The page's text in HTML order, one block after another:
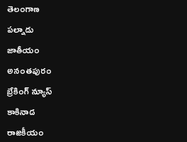
తెలంగాణ
పల్నాడు
జాతీయం
అనంతపురం
బ్రేకింగ్ న్యూస్
కాకినాడ
రాజకీయం